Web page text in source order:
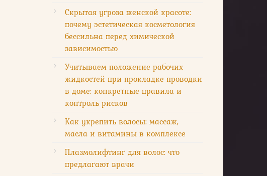
Скрытая угроза женской красоте:
почему эстетическая косметология
бессильна перед химической
зависимостью
Учитываем положение рабочих
жидкостей при прокладке проводки
в доме: конкретные правила и
контроль рисков
Как укрепить волосы: массаж,
масла и витамины в комплексе
Плазмолифтинг для волос: что
предлагают врачи